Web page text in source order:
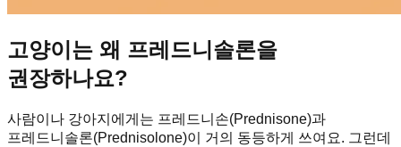
고양이는 왜 프레드니솔론을
권장하나요?
사람이나 강아지에게는 프레드니손(Prednisone)과
프레드니솔론(Prednisolone)이 거의 동등하게 쓰여요. 그런데